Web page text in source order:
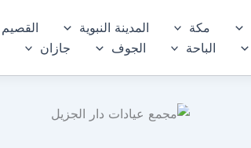
مكة المدينة النبوية القصيم
الباحة الجوف جازان